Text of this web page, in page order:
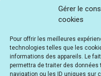
Gérer le
cookies
Pour offrir les meilleures
technologies telles que les
informations des appareils. Le
permettra de traiter des
navigation ou les ID uniques sur
location saisonnière
E-learning : les meilleurs LMS
Idée de business en ligne
learning
E-learning : comment créer et